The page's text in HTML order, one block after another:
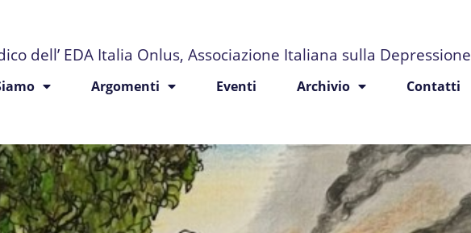
dell’ EDA Italia Onlus, Associazione Italiana sulla Depressione
Argomenti Eventi Archivio Contatti